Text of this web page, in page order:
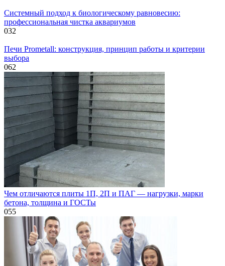
Системный подход к биологическому равновесию:
профессиональная чистка аквариумов
032
Печи Prometall: конструкция, принцип работы и критерии
выбора
062
Чем отличаются плиты 1П, 2П и ПАГ — нагрузки, марки
бетона, толщина и ГОСТы
055